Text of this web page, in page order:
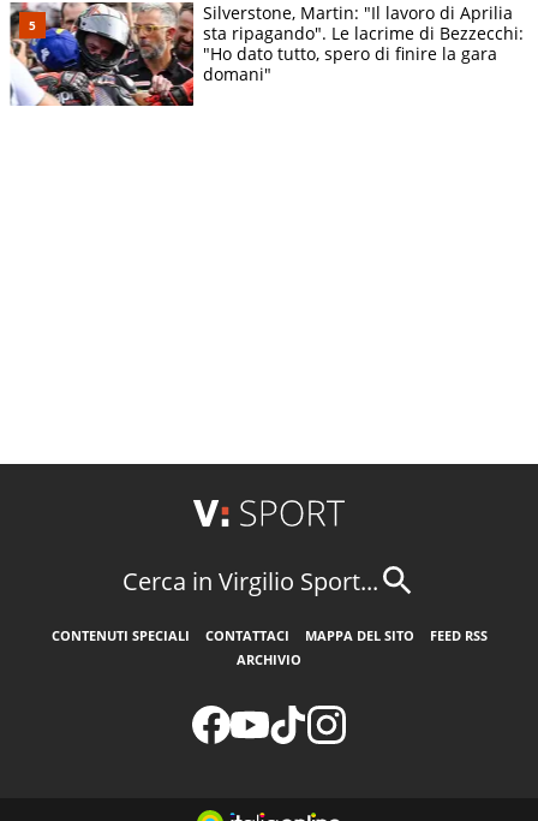
Silverstone, Martin: "Il lavoro di Aprilia
sta ripagando". Le lacrime di Bezzecchi:
"Ho dato tutto, spero di finire la gara
domani"
Cerca in Virgilio Sport...
CONTENUTI SPECIALI CONTATTACI MAPPA DEL SITO
FEED RSS
ARCHIVIO